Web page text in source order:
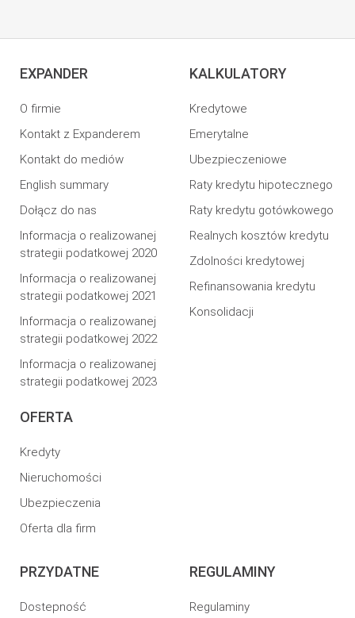
EXPANDER
O firmie
Kontakt z Expanderem
Kontakt do mediów
English summary
Dołącz do nas
Informacja o realizowanej
strategii podatkowej 2020
Informacja o realizowanej
strategii podatkowej 2021
Informacja o realizowanej
strategii podatkowej 2022
Informacja o realizowanej
strategii podatkowej 2023
OFERTA
Kredyty
Nieruchomości
Ubezpieczenia
Oferta dla firm
KALKULATORY
Kredytowe
Emerytalne
Ubezpieczeniowe
Raty kredytu hipotecznego
Raty kredytu gotówkowego
Realnych kosztów kredytu
Zdolności kredytowej
Refinansowania kredytu
Konsolidacji
PRZYDATNE
Dostepność
REGULAMINY
Regulaminy